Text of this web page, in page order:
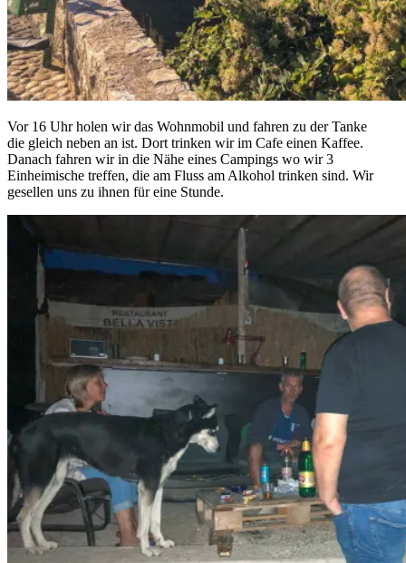
Vor 16 Uhr holen wir das Wohnmobil und fahren zu der Tanke
die gleich neben an ist. Dort trinken wir im Cafe einen Kaffee.
Danach fahren wir in die Nähe eines Campings wo wir 3
Einheimische treffen, die am Fluss am Alkohol trinken sind. Wir
gesellen uns zu ihnen für eine Stunde.